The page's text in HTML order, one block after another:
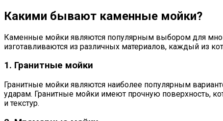
Какими бывают каменные мойки?
Каменные мойки являются популярным выбором для
изготавливаются из различных материалов, каждый из
1. Гранитные мойки
Гранитные мойки являются наиболее популярным
ударам. Гранитные мойки имеют прочную поверхность,
и текстур.